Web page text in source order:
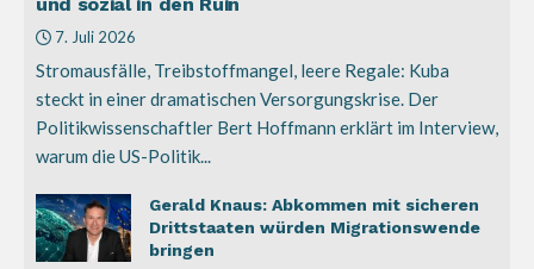
7. Juli 2026
Stromausfälle, Treibstoffmangel, leere Regale: Kuba
steckt in einer dramatischen Versorgungskrise. Der
Politikwissenschaftler Bert Hoffmann erklärt im Interview,
warum die US-Politik...
Gerald Knaus: Abkommen mit sicheren
Drittstaaten würden Migrationswende
bringen